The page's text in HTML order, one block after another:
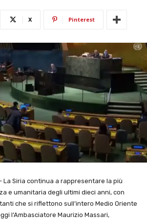
X Pinterest
– La Siria continua a rappresentare la più
e umanitaria degli ultimi dieci anni, con
che si riflettono sull’intero Medio Oriente
l’Ambasciatore Maurizio Massari,